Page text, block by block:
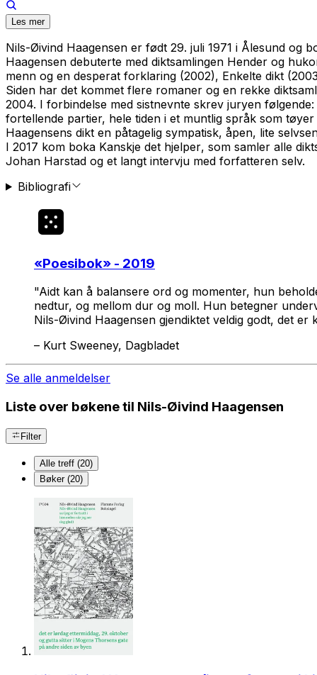
Les mer
Nils-Øivind Haagensen er født 29. juli 1971 i Ålesund og
Haagensen debuterte med diktsamlingen Hender og
menn og en desperat forklaring (2002), Enkelte dikt
Siden har det kommet flere romaner og en rekke
2004. I forbindelse med sistnevnte skrev juryen
fortellende partier, hele tiden i et muntlig språk som
Haagensens dikt en påtagelig sympatisk, åpen, lite
I 2017 kom boka Kanskje det hjelper, som samler alle
Johan Harstad og et langt intervju med forfatteren selv.
Bibliografi
«Poesibok» - 2019
"Aidt kan å balansere ord og momenter, hun
nedtur, og mellom dur og moll. Hun betegner
Nils-Øivind Haagensen gjendiktet veldig godt, det
– Kurt Sweeney, Dagbladet
Se alle anmeldelser
Liste over bøkene til Nils-Øivind Haagensen
Filter
Alle treff (20)
Bøker (20)